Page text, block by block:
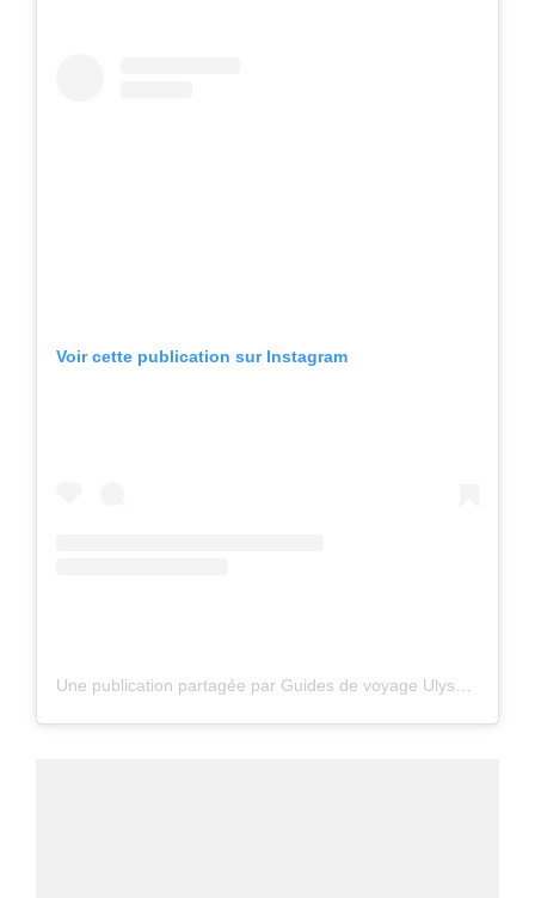
Voir cette publication sur Instagram
Une publication partagée par Guides de voyage Ulysse (@guidesulysse)